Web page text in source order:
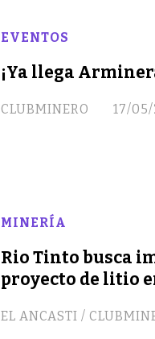
¡Ya llega
CLUBMINERO
EVENTOS
17/
Rio Tinto busca
proyecto de litio
EL ANCASTI /
MINERÍA